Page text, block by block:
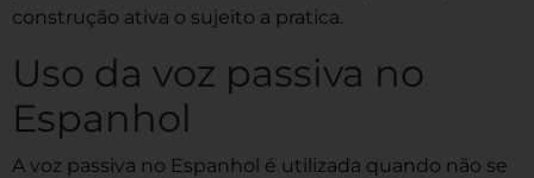
construção ativa o sujeito a pratica.
Uso da voz passiva no
Espanhol
A voz passiva no Espanhol é utilizada quando não se